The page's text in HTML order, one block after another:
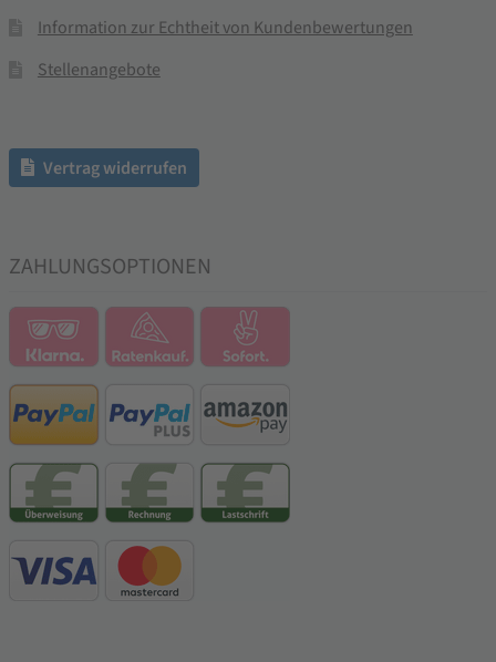
Information zur Echtheit von Kundenbewertungen
Stellenangebote
Vertrag widerrufen
ZAHLUNGSOPTIONEN